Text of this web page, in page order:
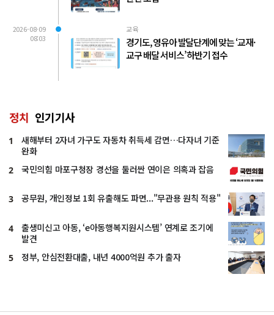
2026-08-09
08:03
교육
경기도, 영유아 발달단계에 맞는 ‘교재·
교구 배달 서비스’ 하반기 접수
정치 인기기사
1
새해부터 2자녀 가구도 자동차 취득세 감면…다자녀 기준
완화
2 국민의힘 마포구청장 경선을 둘러싼 연이은 의혹과 잡음
3 공무원, 개인정보 1회 유출해도 파면..."무관용 원칙 적용"
4
출생미신고 아동, ‘e아동행복지원시스템’ 연계로 조기에
발견
5 정부, 안심전환대출, 내년 4000억원 추가 출자